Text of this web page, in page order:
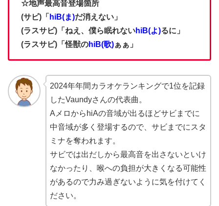
☆地声最高音登場箇所
(サビ)「 hiB(ま)だ消えない」
(ラスサビ)「ねえ、僕ら眠れないhiB(よ)るに」
(ラスサビ)「怪獣のhiB(歌)ぁぁ」
2024年年間カラオケランキングで1位を記録
したVaundyさんの代表曲。
AメロからhiAの音域が出るほどサビまでに
中音域が多く登場するので、サビまでにスタ
ミナを奪われます。
サビでは出だしから最高音を出さないといけ
なかったり、喉への負担が大きくなる可能性
があるので力み過ぎないように気を付けてく
ださい。